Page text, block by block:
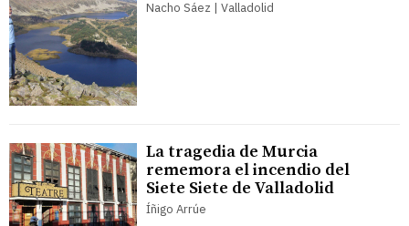
Nacho Sáez | Valladolid
La tragedia de Murcia
rememora el incendio del
Siete Siete de Valladolid
Íñigo Arrúe